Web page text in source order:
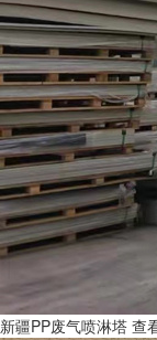
新疆PP废气喷淋塔 查